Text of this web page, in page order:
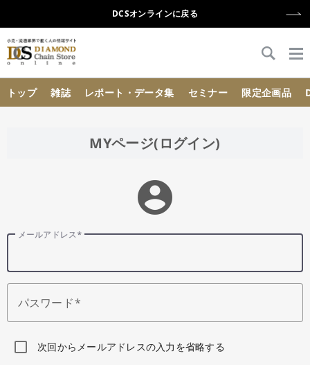
DCSオンラインに戻る
トップ 雑誌 レポート・データ集 セミナー 限定企画品
MYページ(ログイン)
account_circle
メールアドレス
パスワード
次回からメールアドレスの入力を省略する